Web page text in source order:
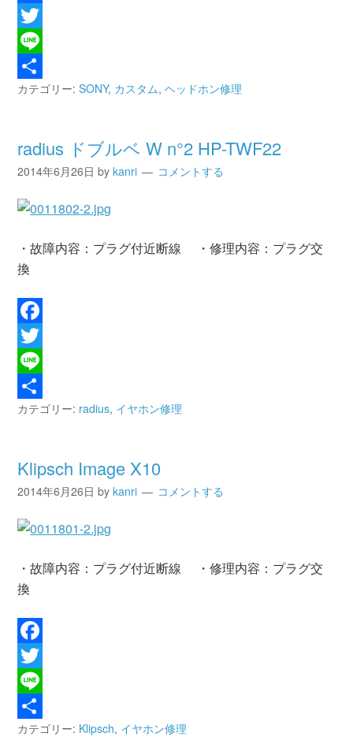
Facebook
Twitter
Line
共
カテゴリー:SONY, カスタム,ヘッドホン修理
radius ドブルベ W n°2 HP-TWF22
2014年6月26日 bykanri コメントする
・故障内容：プラグ付近断線 ・修理内容：プラグ交
換
Facebook
Twitter
Line
共
カテゴリー: radius, イヤホン修理
Klipsch Image X10
2014年6月26日 bykanri コメントする
・故障内容：プラグ付近断線 ・修理内容：プラグ交
換
Facebook
Twitter
Line
共
カテゴリー: Klipsch, イヤホン修理